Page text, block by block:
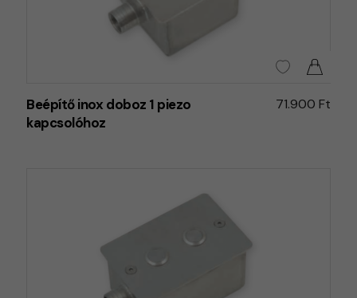
Beépítő inox doboz 1 piezo
kapcsolóhoz
71.900 Ft